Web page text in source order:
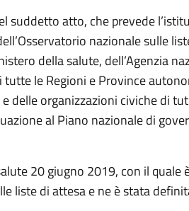
suddetto atto, che prevede
nazionale sulle
della salute, dell’Agenzia
le Regioni e Province
delle organizzazioni civiche di
al Piano nazionale di
20 giugno 2019, con il quale
liste di attesa e ne è stata